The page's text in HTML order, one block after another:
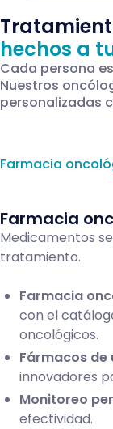
hechos a
Cada persona
Nuestros
personalizadas
Farmacia
Farmacia
Medicamentos
tratamiento.
Farmacia
con el
oncológicos.
Fármacos de
innovadores
Monitoreo
efectividad.